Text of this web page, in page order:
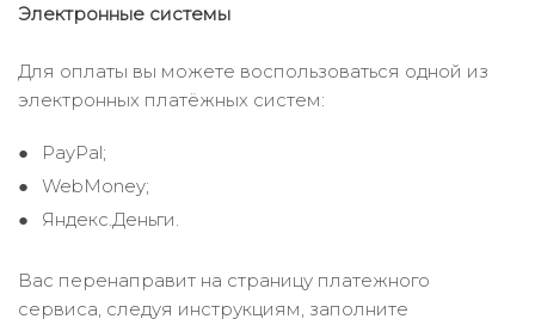
Электронные системы
Для оплаты вы можете воспользоваться одной из
электронных платёжных систем:
PayPal;
WebMoney;
Яндекс.Деньги.
Вас перенаправит на страницу платежного
сервиса, следуя инструкциям, заполните